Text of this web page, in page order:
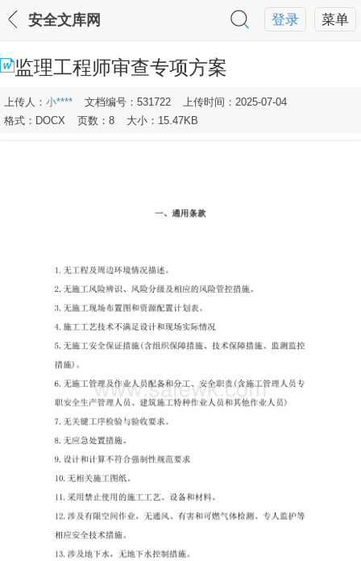
菜单
登录
安全文库网
监理工程师审查专项方案
上传人： 小**** 文档编号：531722
上传时间：2025-07-04
格式：DOCX
页数：8 大小：15.47KB